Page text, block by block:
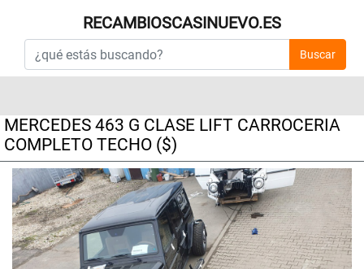
RECAMBIOSCASINUEVO.ES
Buscar
MERCEDES 463 G CLASE LIFT CARROCERIA
COMPLETO TECHO ($)